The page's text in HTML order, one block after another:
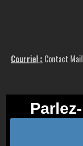
Courriel : Contact Mail